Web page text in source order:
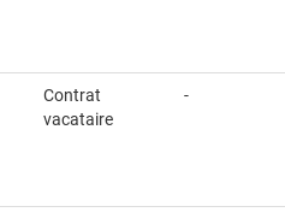
Contrat
vacataire
-